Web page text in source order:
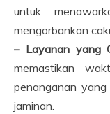
untuk
mengorbankan
– Layanan yang
memastikan
penanganan
jaminan.